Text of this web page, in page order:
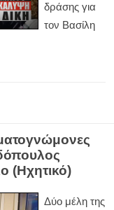
δράσης για
τον Βασίλη
(Ηχητικό)
Δύο μέλη της